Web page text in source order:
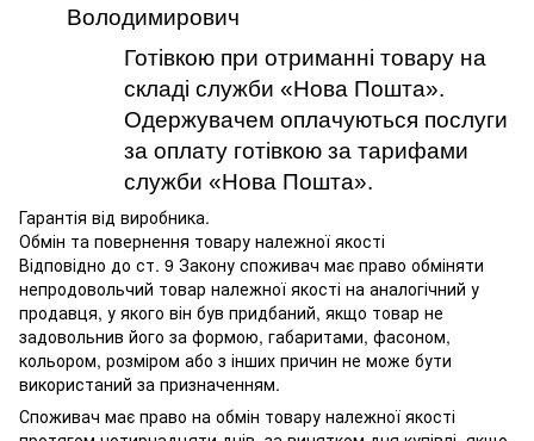
Володимирович
Готівкою при отриманні товару на
складі служби «Нова Пошта».
Одержувачем оплачуються послуги
за оплату готівкою за тарифами
служби «Нова Пошта».
Гарантія від виробника.
Обмін та повернення товару належної якості
Відповідно до ст. 9 Закону споживач має право обміняти
непродовольчий товар належної якості на аналогічний у
продавця, у якого він був придбаний, якщо товар не
задовольнив його за формою, габаритами, фасоном,
кольором, розміром або з інших причин не може бути
використаний за призначенням.
Споживач має право на обмін товару належної якості